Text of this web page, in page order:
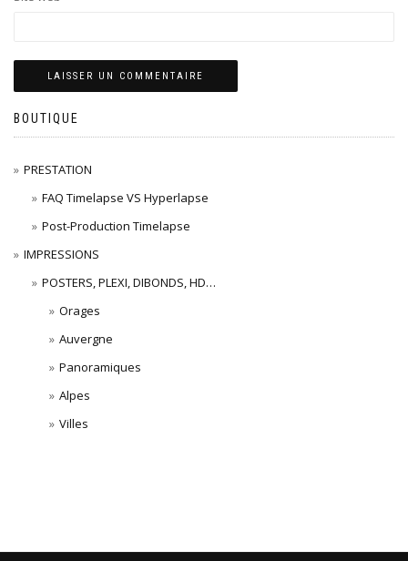
BOUTIQUE
PRESTATION
FAQ Timelapse VS Hyperlapse
Post-Production Timelapse
IMPRESSIONS
POSTERS, PLEXI, DIBONDS, HD…
Orages
Auvergne
Panoramiques
Alpes
Villes